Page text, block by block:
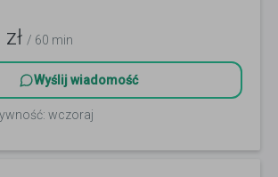
zł / 60 min
Wyślij wiadomość
wczoraj